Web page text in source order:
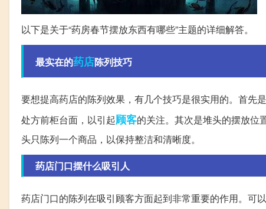
以下是关于“药房春节摆放东西有哪些”主题的详细解答。
最实在的药店陈列技巧
要想提高药店的陈列效果，有几个技巧是很实用的。首先
处方前柜台面，以引起顾客的关注。其次是堆头的摆放位
头只陈列一个商品，以保持整洁和清晰度。
药店门口摆什么吸引人
药店门口的陈列在吸引顾客方面起到非常重要的作用。可